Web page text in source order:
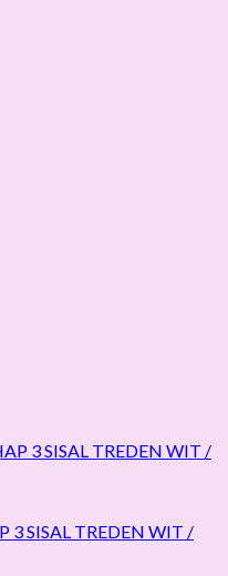
3 SISAL TREDEN WIT /